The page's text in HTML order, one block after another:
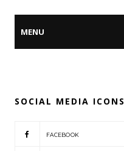
SOCIAL MEDIA ICONS
FACEBOOK